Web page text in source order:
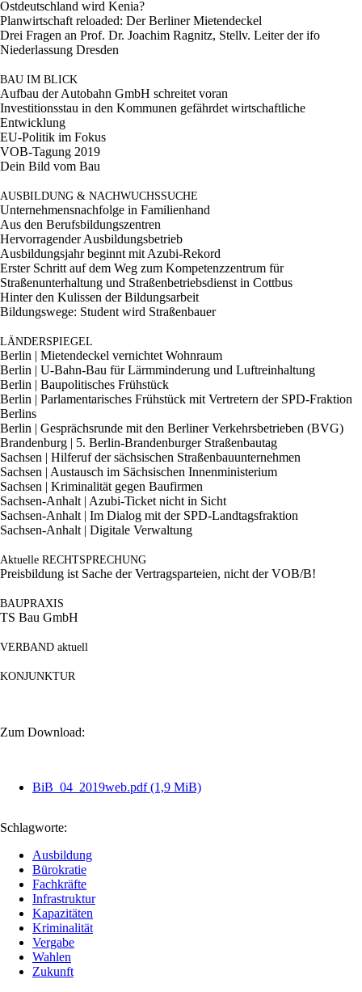
Ostdeutschland wird Kenia?
Planwirtschaft reloaded: Der Berliner Mietendeckel
Drei Fragen an Prof. Dr. Joachim Ragnitz, Stellv. Leiter der ifo
Niederlassung Dresden
BAU IM BLICK
Aufbau der Autobahn GmbH schreitet voran
Investitionsstau in den Kommunen gefährdet wirtschaftliche
Entwicklung
EU-Politik im Fokus
VOB-Tagung 2019
Dein Bild vom Bau
AUSBILDUNG & NACHWUCHSSUCHE
Unternehmensnachfolge in Familienhand
Aus den Berufsbildungszentren
Hervorragender Ausbildungsbetrieb
Ausbildungsjahr beginnt mit Azubi-Rekord
Erster Schritt auf dem Weg zum Kompetenzzentrum für
Straßenunterhaltung und Straßenbetriebsdienst in Cottbus
Hinter den Kulissen der Bildungsarbeit
Bildungswege: Student wird Straßenbauer
LÄNDERSPIEGEL
Berlin | Mietendeckel vernichtet Wohnraum
Berlin | U-Bahn-Bau für Lärmminderung und Luftreinhaltung
Berlin | Baupolitisches Frühstück
Berlin | Parlamentarisches Frühstück mit Vertretern der SPD-Fraktion
Berlins
Berlin | Gesprächsrunde mit den Berliner Verkehrsbetrieben (BVG)
Brandenburg | 5. Berlin-Brandenburger Straßenbautag
Sachsen | Hilferuf der sächsischen Straßenbauunternehmen
Sachsen | Austausch im Sächsischen Innenministerium
Sachsen | Kriminalität gegen Baufirmen
Sachsen-Anhalt | Azubi-Ticket nicht in Sicht
Sachsen-Anhalt | Im Dialog mit der SPD-Landtagsfraktion
Sachsen-Anhalt | Digitale Verwaltung
Aktuelle RECHTSPRECHUNG
Preisbildung ist Sache der Vertragsparteien, nicht der VOB/B!
BAUPRAXIS
TS Bau GmbH
VERBAND aktuell
KONJUNKTUR
Zum Download:
BiB_04_2019web.pdf(1,9 MiB)
Schlagworte:
Ausbildung
Bürokratie
Fachkräfte
Infrastruktur
Kapazitäten
Kriminalität
Vergabe
Wahlen
Zukunft